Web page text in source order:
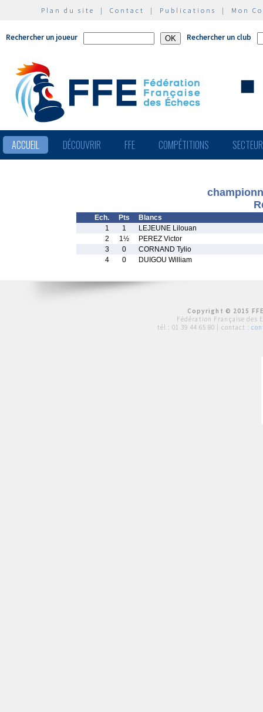
Plan du site | Contact | Publications | Mon
Rechercher un joueur Rechercher un club
ACCUEIL DÉCOUVRIR FFE COMPÉTITIONS
Ech. Pts
Blancs
1
1
LEJEUNE Lilouan
2
1½
PEREZ Victor
3
0
CORNAND Tylio
4
0 DUIGOU William
Copyright © 2015
Fédération Française des
tél : 01 39 44 65 80 | contact :